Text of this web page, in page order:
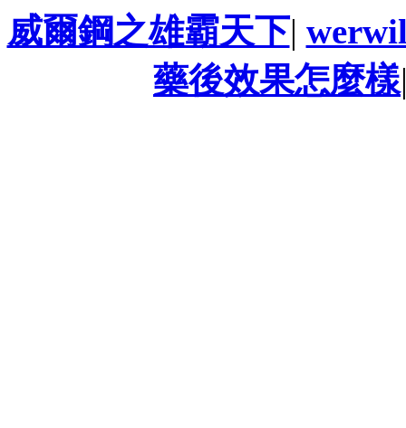
威爾鋼之雄霸天下|
藥後效果怎麼樣